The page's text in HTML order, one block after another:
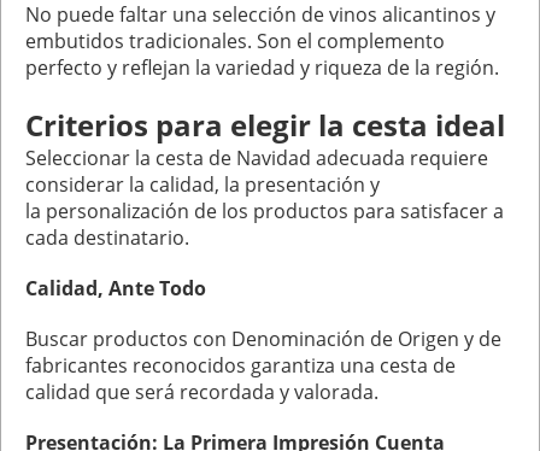
No puede faltar una selección de vinos alicantinos y
embutidos tradicionales. Son el complemento
perfecto y reflejan la variedad y riqueza de la región.
Criterios para elegir la cesta ideal
Seleccionar la cesta de Navidad adecuada requiere
considerar la calidad, la presentación y
la personalización de los productos para satisfacer a
cada destinatario.
Calidad, Ante Todo
Buscar productos con Denominación de Origen y de
fabricantes reconocidos garantiza una cesta de
calidad que será recordada y valorada.
Presentación: La Primera Impresión Cuenta